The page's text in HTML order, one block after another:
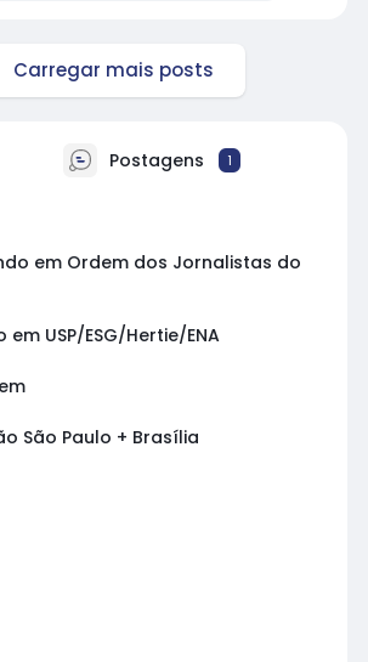
Carregar mais posts
Postagens 1
em Ordem dos Jornalistas do
em USP/ESG/Hertie/ENA
São Paulo + Brasília